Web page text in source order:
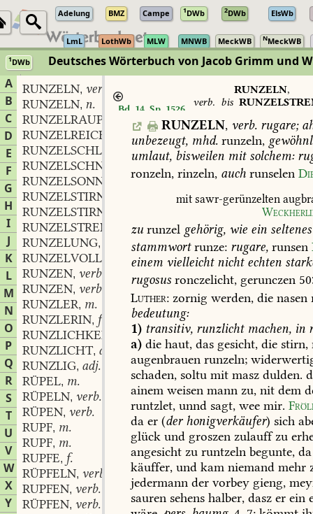
Adelung BMZ Campe 1DWb 2DWb ElsWb
LmL LothWb MLW MNWB MeckWB NMeckWB
1DWb Deutsches Wörterbuch von Jacob Grimm und
A
B
C
D
E
F
G
H
I
J
K
L
M
N
O
P
Q
R
S
T
U
V
W
X
Y
RUNZELN, verb.
RUNZELN, n.
RUNZELRAUPE
RUNZELREICH
adj.
RUNZELSCHLANGE f.
RUNZELSCHNABEL
RUNZELSONNTAG
,m.
RUNZELSTIRN
RUNZELSTIRNIG
RUNZELSTRENG
adj.
RUNZELUNG,
RUNZELVOLL
RUNZEN, verb.
RUNZEN, verb.
RUNZLER, m.
RUNZLERIN, f.
RUNZLICHKEIT
RUNZLICHT, adj.
RUNZLIG, adj.
RÜPEL, m.
RÜPELN, verb.
RÜPEN, verb.
RUPF, m.
RUPF, m.
RUPFE, f.
RÜPFELN, verb.
RUPFEN, verb.
RÜPFEN, verb.
Bd. 14, Sp. 1526
RUNZELN,
verb. bis
RUNZELN, verb. rugare;
unbezeugt, mhd. runzeln,
umlaut, bisweilen mitsolchem:
ronzeln, rinzeln, auch runselen
mit sawr-gerünzelten
zu runzel gehörig, wie ein seltenes
stammwortrunze: rugare, runsen
einem vielleichtnichtechten
rugosus ronczelicht, gerunczen
Luther: zornig werden, die nasen
bedeutung:
1) transitiv, runzlichtmachen, in
a) die haut, das gesicht, die stirn,
augenbrauen runzeln;
schaden, soltu mit masz dulden.
ainem weisen mann zu, nit dem
runtzlet, unnd sagt, wee mir.
da er (derhonigverkäufer) sich
glück und groszen zulauffzu
angesicht zu runtzeln begunte, da
käuffer, und kam niemand mehr
jedermann der vorbey gieng,
sauren sehens halber, dasz er ein